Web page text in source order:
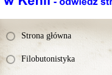
Strona główna
Filobutonistyka